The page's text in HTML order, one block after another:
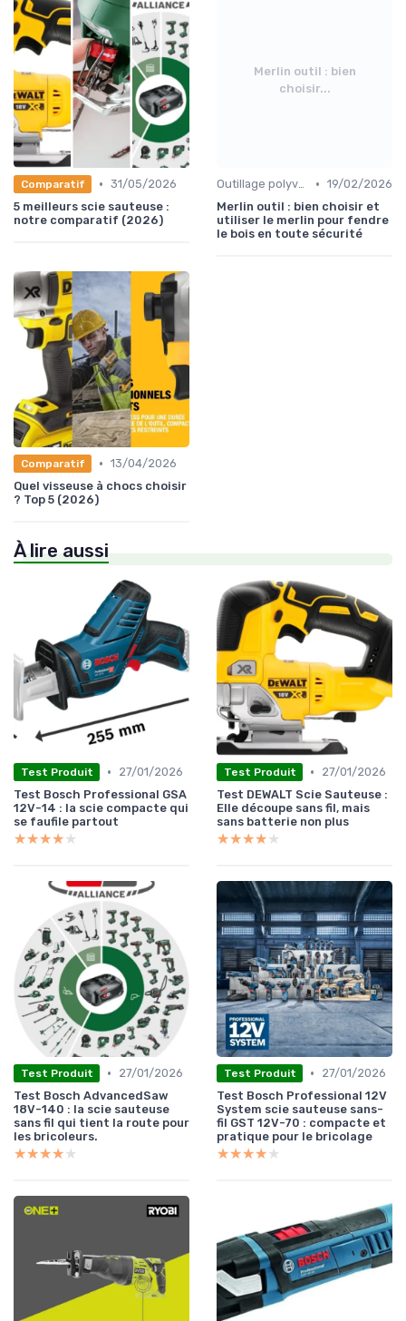
Comparatif • 31/05/2026
5 meilleurs scie sauteuse :
notre comparatif (2026)
Merlin outil : bien
choisir...
Outillage polyvalent • 19/02/2026
Merlin outil : bien choisir et
utiliser le merlin pour fendre
le bois en toute sécurité
Comparatif • 13/04/2026
Quel visseuse à chocs choisir
? Top 5 (2026)
À lire aussi
Test Produit •
27/01/2026
Test Bosch Professional GSA
12V-14 : la scie compacte qui
se faufile partout
★★★★★
★★★★★
Test Produit •
27/01/2026
Test DEWALT Scie Sauteuse :
Elle découpe sans fil, mais
sans batterie non plus
★★★★★
★★★★★
Test Produit •
27/01/2026
Test Bosch AdvancedSaw
18V-140 : la scie sauteuse
sans fil qui tient la route pour
les bricoleurs.
★★★★★
★★★★★
Test Produit •
27/01/2026
Test Bosch Professional 12V
System scie sauteuse sans-
fil GST 12V-70 : compacte et
pratique pour le bricolage
★★★★★
★★★★★